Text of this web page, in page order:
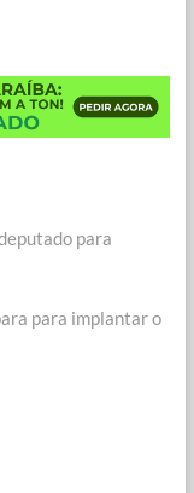
para
para implantar o